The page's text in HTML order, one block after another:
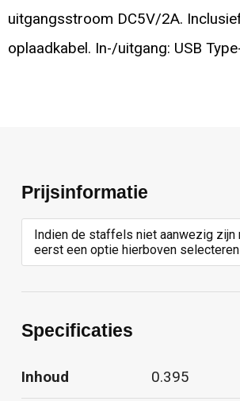
uitgangsstroom DC5V/2A.
oplaadkabel. In-/uitgang: USB
Prijsinformatie
Indien de staffels niet aanwezig zijn
eerst een optie hierboven selecteren
Specificaties
Inhoud 0.395